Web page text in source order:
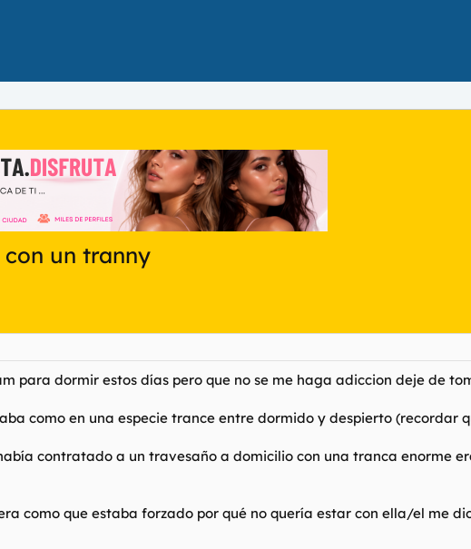
un tranny
para dormir estos días pero que no se me haga adiccion deje de
como en una especie trance entre dormido y despierto (recordar
contratado a un travesaño a domicilio con una tranca enorme
como que estaba forzado por qué no quería estar con ella/el me